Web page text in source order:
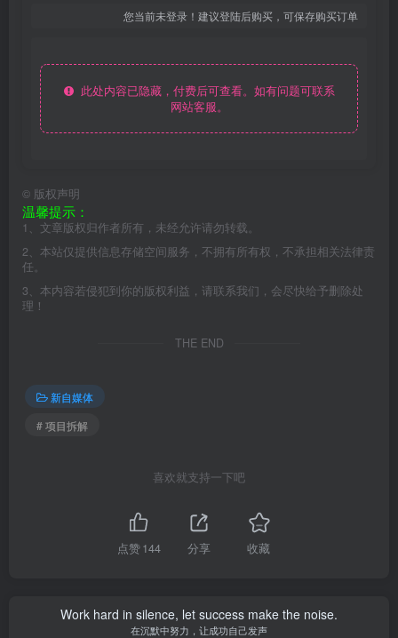
您当前未登录！建议登陆后购买，可保存购买订单
此处内容已隐藏，付费后可查看。如有问题可联系
网站客服。
© 版权声明
温馨提示：
1、文章版权归作者所有，未经允许请勿转载。
2、本站仅提供信息存储空间服务，不拥有所有权，不承担相关法律责
任。
3、本内容若侵犯到你的版权利益，请联系我们，会尽快给予删除处
理！
THE END
新自媒体
# 项目拆解
喜欢就支持一下吧
点赞144 分享 收藏
Work hard in silence, let success make the noise.
在沉默中努力，让成功自己发声